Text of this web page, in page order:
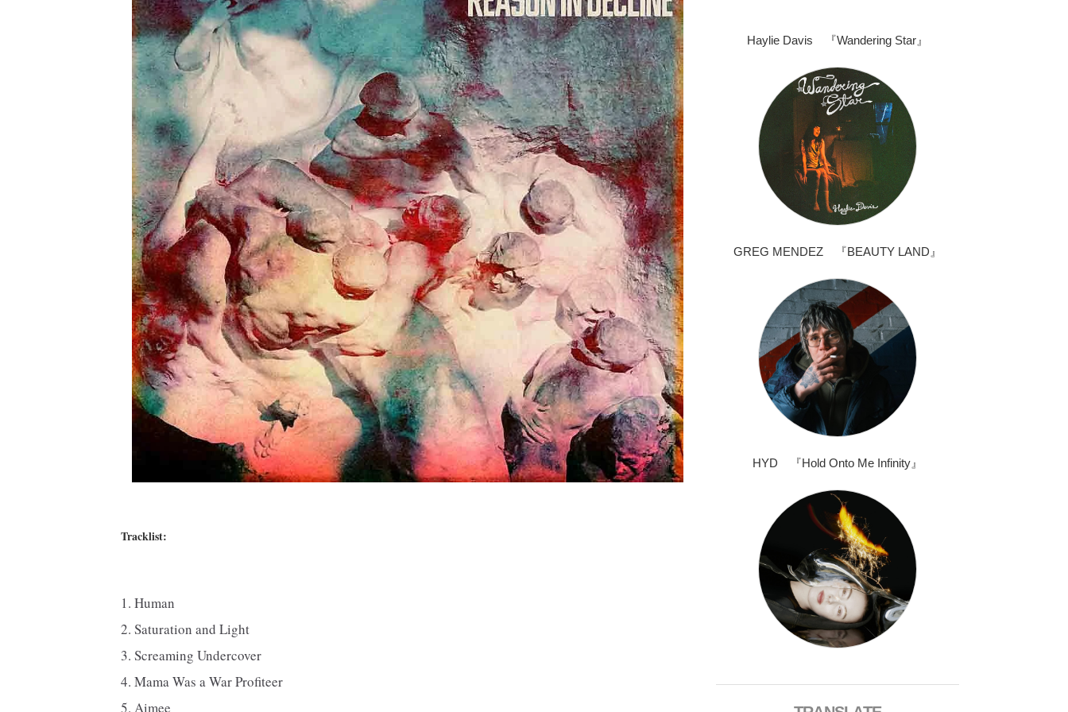
Tracklist:
1. Human
2. Saturation and Light
3. Screaming Undercover
4. Mama Was a War Profiteer
5. Aimee
Haylie Davis 『Wandering Star』
GREG MENDEZ 『BEAUTY LAND』
HYD 『Hold Onto Me Infinity』